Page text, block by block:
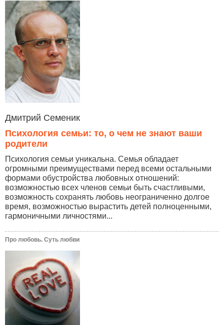
Дмитрий Семеник
Психология семьи: то, о чем не знают ваши
родители
Психология семьи уникальна. Семья обладает
огромными преимуществами перед всеми остальными
формами обустройства любовных отношений:
возможностью всех членов семьи быть счастливыми,
возможность сохранять любовь неограниченно долгое
время, возможностью вырастить детей полноценными,
гармоничными личностями...
Про любовь. Суть любви